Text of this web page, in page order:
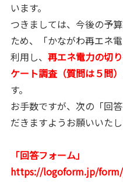
います。
つきましては、今後の予
ため、「かながわ再エネ
利用し、 再エネ電力の切
ケート調査（質問は５問）
す。
お手数ですが、次の「回
だきますようお願いいたし
「回答フォーム」
https://logoform.jp/form/